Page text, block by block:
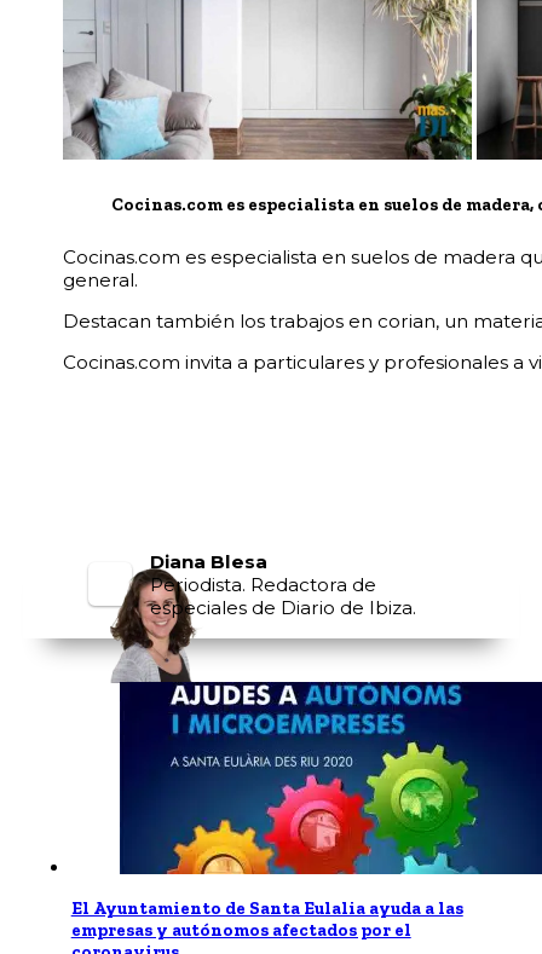
Cocinas.com es especialista en suelos de
Cocinas.com es especialista en suelos de madera
general.
Destacan también los trabajos en corian, un
Cocinas.com invita a particulares y profesionales a
Diana Blesa
Periodista. Redactora de
especiales de Diario de Ibiza.
El Ayuntamiento de Santa Eulalia ayuda a las
empresas y autónomos afectados por el